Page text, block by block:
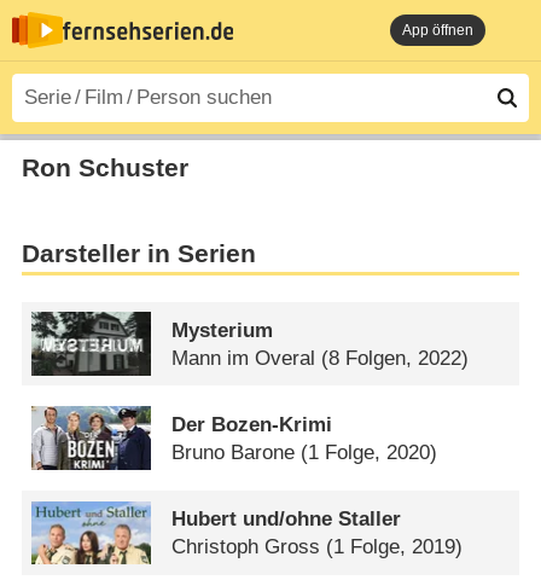
App öffnen
Ron Schuster
Darsteller in Serien
Mysterium
Mann im Overal (8 Folgen, 2022)
Der Bozen-Krimi
Bruno Barone (1 Folge, 2020)
Hubert und/​ohne Staller
Christoph Gross (1 Folge, 2019)